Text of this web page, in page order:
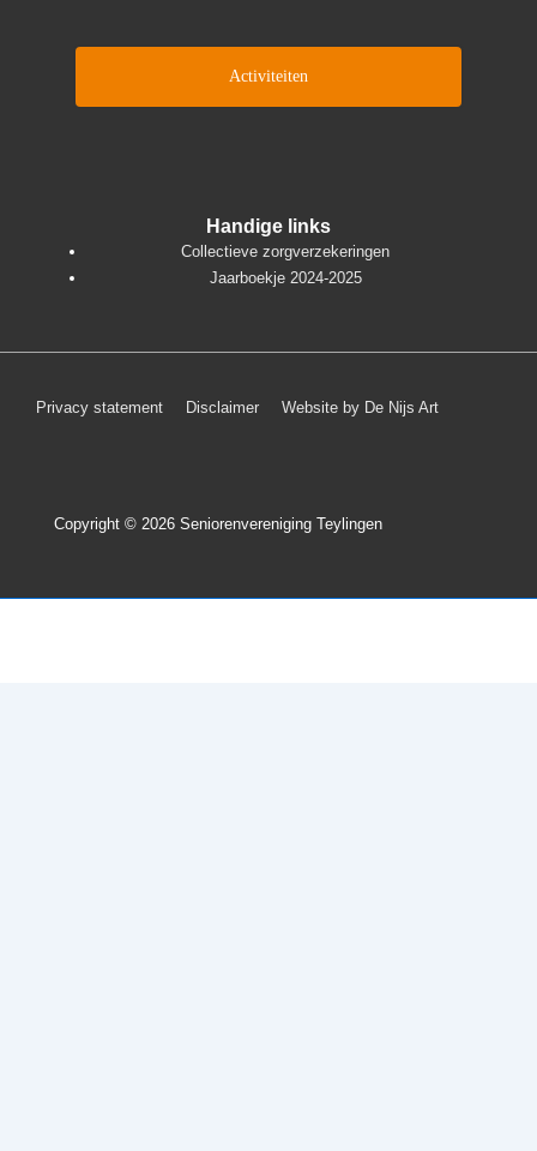
Activiteiten
Handige links
Collectieve zorgverzekeringen
Jaarboekje 2024-2025
Footer
Privacy statement Disclaimer Website by De Nijs Art
Copyright © 2026 Seniorenvereniging Teylingen